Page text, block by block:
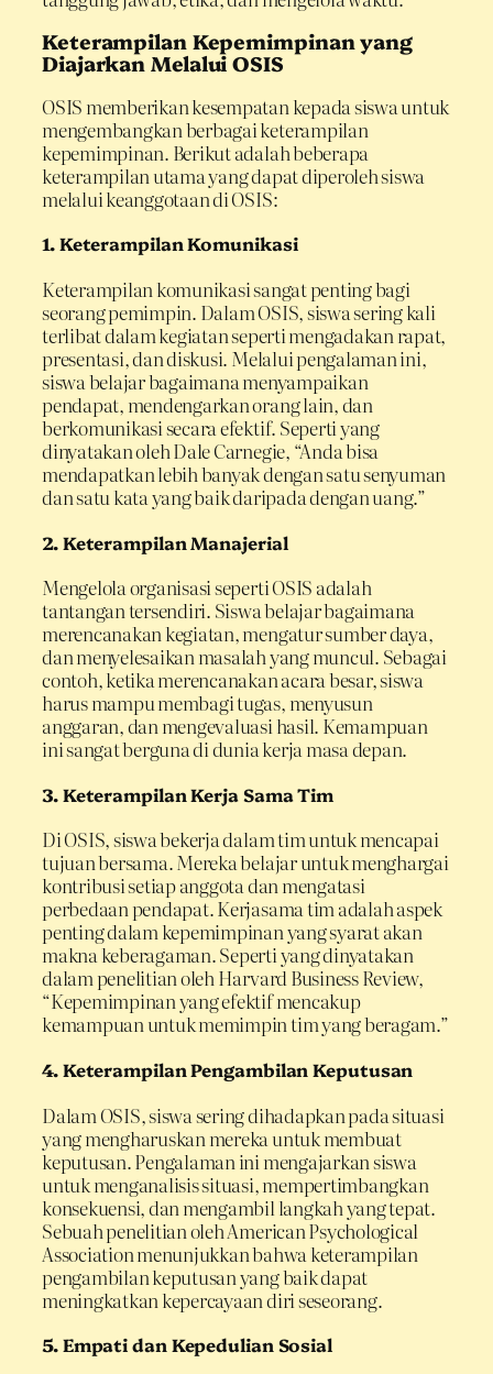
Keterampilan Kepemimpinan yang
Diajarkan Melalui OSIS
OSIS memberikan kesempatan kepada siswa untuk
mengembangkan berbagai keterampilan
kepemimpinan. Berikut adalah beberapa
keterampilan utama yang dapat diperoleh siswa
melalui keanggotaan di OSIS:
1.Keterampilan Komunikasi
Keterampilan komunikasi sangat penting bagi
seorang pemimpin. Dalam OSIS, siswa sering kali
terlibat dalam kegiatan seperti mengadakan rapat,
presentasi, dan diskusi. Melalui pengalaman ini,
siswa belajar bagaimana menyampaikan
pendapat, mendengarkan orang lain, dan
berkomunikasi secara efektif. Seperti yang
dinyatakan oleh Dale Carnegie, “Anda bisa
mendapatkan lebih banyak dengan satu senyuman
dan satu kata yang baik daripada dengan uang.”
2.Keterampilan Manajerial
Mengelola organisasi seperti OSIS adalah
tantangan tersendiri. Siswa belajar bagaimana
merencanakan kegiatan, mengatur sumber daya,
dan menyelesaikan masalah yang muncul. Sebagai
contoh, ketika merencanakan acara besar, siswa
harus mampu membagi tugas, menyusun
anggaran, dan mengevaluasi hasil. Kemampuan
ini sangat berguna di dunia kerja masa depan.
3.Keterampilan Kerja Sama Tim
Di OSIS, siswa bekerja dalam tim untuk mencapai
tujuan bersama. Mereka belajar untuk menghargai
kontribusi setiap anggota dan mengatasi
perbedaan pendapat. Kerjasama tim adalah aspek
penting dalam kepemimpinan yang syarat akan
makna keberagaman. Seperti yang dinyatakan
dalam penelitian oleh Harvard Business Review,
“Kepemimpinan yang efektif mencakup
kemampuan untuk memimpin tim yang beragam.”
4.Keterampilan Pengambilan Keputusan
Dalam OSIS, siswa sering dihadapkan pada situasi
yang mengharuskan mereka untuk membuat
keputusan. Pengalaman ini mengajarkan siswa
untuk menganalisis situasi, mempertimbangkan
konsekuensi, dan mengambil langkah yang tepat.
Sebuah penelitian oleh American Psychological
Association menunjukkan bahwa keterampilan
pengambilan keputusan yang baik dapat
meningkatkan kepercayaan diri seseorang.
5.Empati dan Kepedulian Sosial